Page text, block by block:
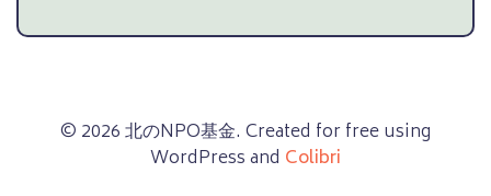
© 2026 北のNPO基金. Created for free using
WordPress and Colibri